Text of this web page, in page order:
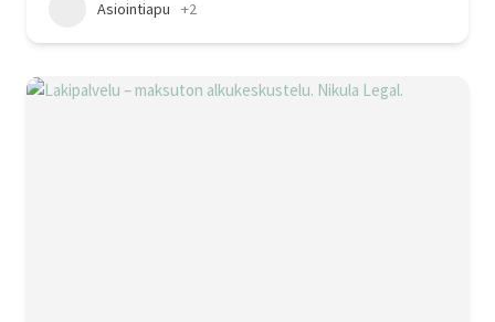
Asiointiapu +2